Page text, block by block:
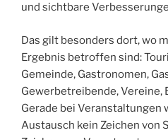
und sichtbare
Das gilt besonders dort, wo
Ergebnis betroffen sind:
Gemeinde, Gastronomen,
Gewerbetreibende, Vereine,
Gerade bei Veranstaltungen
Austausch kein Zeichen von